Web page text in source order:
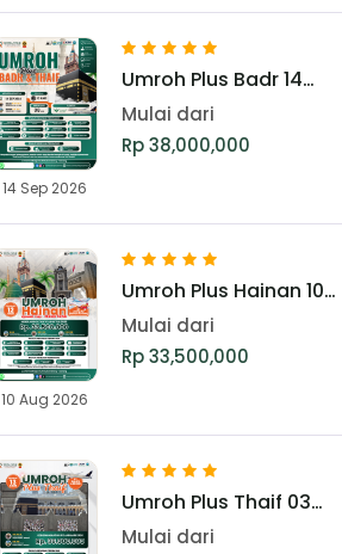
14 Sep 2026
Umroh Plus Badr 14
September 2026
Mulai dari
Rp 38,000,000
10 Aug 2026
Umroh Plus Hainan 10
Agustus 2026
Mulai dari
Rp 33,500,000
Umroh Plus Thaif 03
Januari 2026
Mulai dari